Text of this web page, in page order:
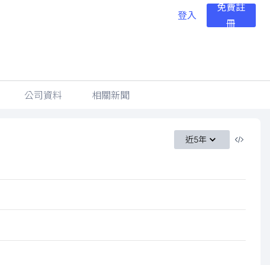
登入
免費註
冊
公司資料 相關新聞
近5年